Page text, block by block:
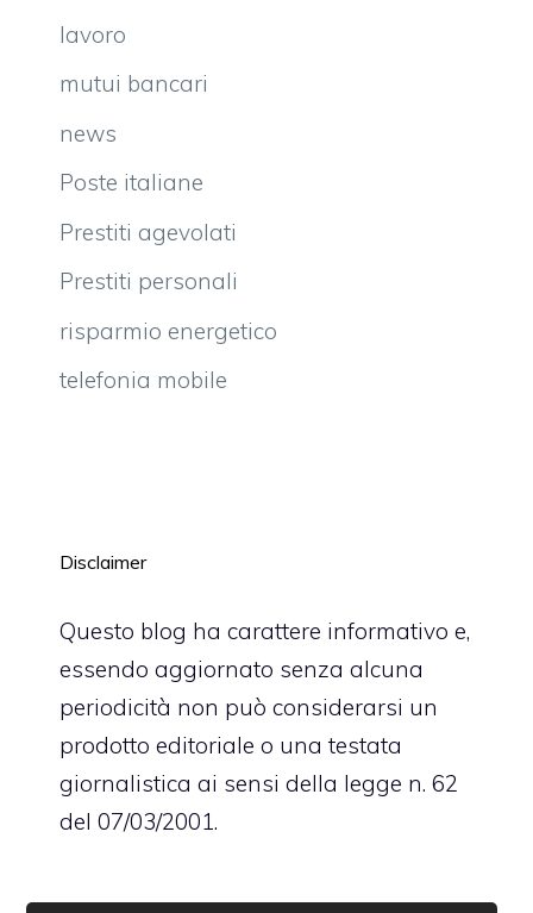
lavoro
mutui bancari
news
Poste italiane
Prestiti agevolati
Prestiti personali
risparmio energetico
telefonia mobile
Disclaimer
Questo blog ha carattere informativo e,
essendo aggiornato senza alcuna
periodicità non può considerarsi un
prodotto editoriale o una testata
giornalistica ai sensi della legge n. 62
del 07/03/2001.